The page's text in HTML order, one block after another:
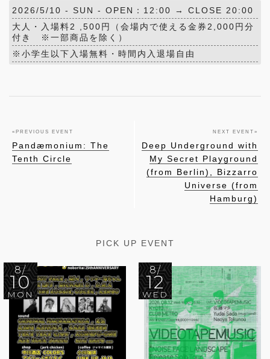
2026/5/10 - SUN - OPEN：12:00 → CLOSE 20:00
大人・入場料2 ,500円（会場内で使える金券2,000円分
付き ※一部商品を除く）
※小学生以下入場無料・時間内入退場自由
« PREVIOUS EVENT
Pandæmonium: The
Tenth Circle
NEXT EVENT »
Deep Underground with
My Secret Playground
(from Berlin), Bizzarro
Universe (from
Hamburg)
PICK UP EVENT
8/
10
MON
8/
12
WED